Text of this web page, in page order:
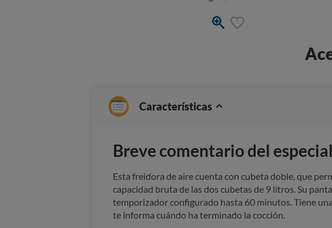
Características
Breve comentario del
Esta freidora de aire cuenta con cubeta doble, que
capacidad bruta de las dos cubetas de 9 litros. Su
temporizador configurado hasta 60 minutos. Tiene
te informa cuándo ha terminado la cocción.